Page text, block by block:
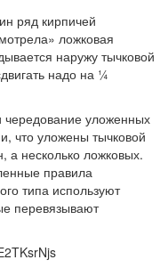
ряд кирпичей
ложковая
наружу тычковой
надо на ¼
чередование уложенных
что уложены тычковой
а несколько ложковых.
правила
типа используют
перевязывают